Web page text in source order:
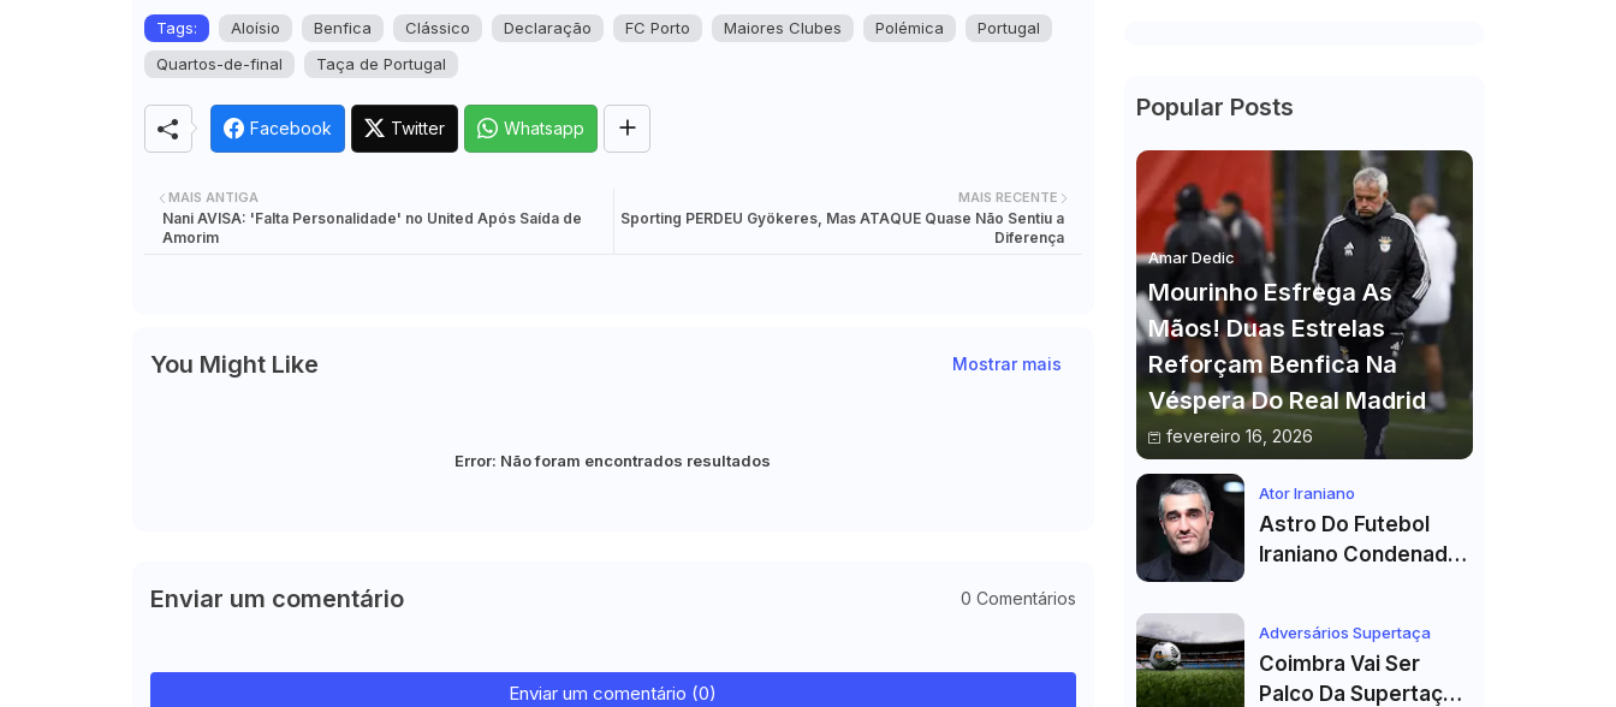
Tags: Aloísio Benfica Clássico Declaração FC Porto Maiores Clubes Polémica
Portugal
Quartos-de-final
Taça de Portugal
Facebook Twitter Whatsapp
MAIS RECENTE
Sporting PERDEU Gyökeres, Mas ATAQUE Quase Não Sentiu a
Diferença
MAIS ANTIGA
Nani AVISA: 'Falta Personalidade' no United Após Saída de
Amorim
You Might Like Mostrar mais
Error: Não foram encontrados resultados
Enviar um comentário 0 Comentários
Enviar um comentário (0)
Popular Posts
Amar Dedic
Mourinho Esfrega As
Mãos! Duas Estrelas
Reforçam Benfica Na
Véspera Do Real Madrid
fevereiro 16, 2026
Ator Iraniano
Astro Do Futebol
Iraniano Condenado
Acusado De Estupro
E Sequestro
Adversários Supertaça
Coimbra Vai Ser
Palco Da Supertaça